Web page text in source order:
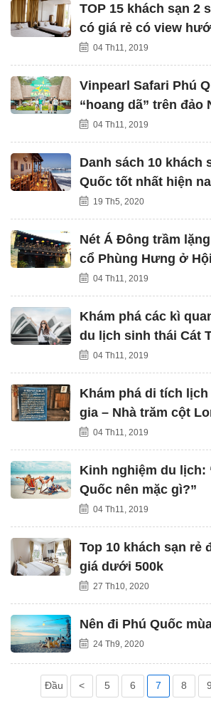
TOP 15 khách sạn 2
có giá rẻ có view
04 Th11, 2019
Vinpearl Safari Phú
“hoang dã” trên đảo
04 Th11, 2019
Danh sách 10 khách
Quốc tốt nhất hiện
19 Th5, 2020
Nét Á Đông trầm
cổ Phùng Hưng ở
04 Th11, 2019
Khám phá các kì
du lịch sinh thái Cát
04 Th11, 2019
Khám phá di tích
gia – Nhà trăm cột
04 Th11, 2019
Kinh nghiệm du lịch:
Quốc nên mặc gì?”
04 Th11, 2019
Top 10 khách sạn rẻ
giá dưới 500k
27 Th10, 2020
Nên đi Phú Quốc
24 Th9, 2020
Đầu < 5 6 7 8 9